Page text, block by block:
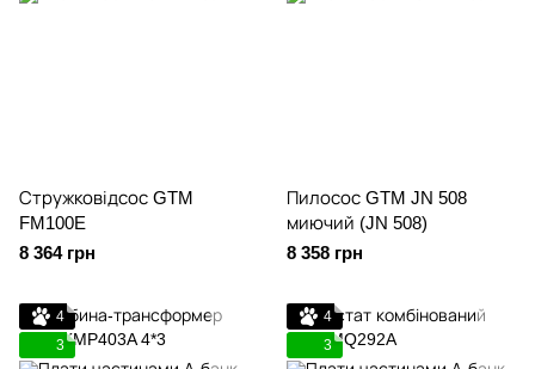
Стружковідсос GTM
FM100E
8 364 грн
Пилосос GTM JN 508
миючий (JN 508)
8 358 грн
4
3
4
3